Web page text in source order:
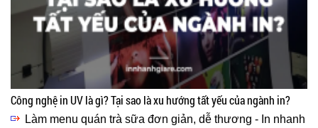
Công nghệ in UV là gì? Tại sao là xu hướng tất yếu của ngành in?
Làm menu quán trà sữa đơn giản, dễ thương - In nhanh